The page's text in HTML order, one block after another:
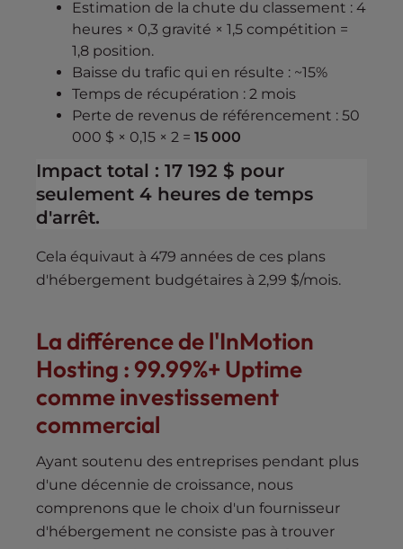
Estimation de la chute du classement : 4
heures × 0,3 gravité × 1,5 compétition =
1,8 position.
Baisse du trafic qui en résulte : ~15%
Temps de récupération : 2 mois
Perte de revenus de référencement : 50
000 $ × 0,15 × 2 = 15 000
Impact total : 17 192 $ pour
seulement 4 heures de temps
d'arrêt.
Cela équivaut à 479 années de ces plans
d'hébergement budgétaires à 2,99 $/mois.
La différence de l'InMotion
Hosting : 99.99%+ Uptime
comme investissement
commercial
Ayant soutenu des entreprises pendant plus
d'une décennie de croissance, nous
comprenons que le choix d'un fournisseur
d'hébergement ne consiste pas à trouver